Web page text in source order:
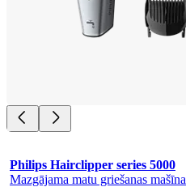
Philips Hairclipper series 5000
Mazgājama matu griešanas mašīna